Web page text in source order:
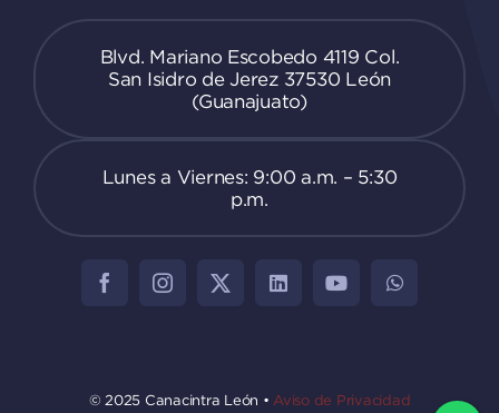
Blvd. Mariano Escobedo 4119 Col.
San Isidro de Jerez 37530 León
(Guanajuato)
Lunes a Viernes: 9:00 a.m. – 5:30
p.m.
© 2025 Canacintra León • Aviso de Privacidad